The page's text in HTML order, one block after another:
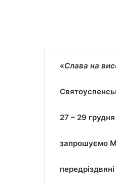
«Слава на
27 – 29
запрошуємо М
передріздвяні